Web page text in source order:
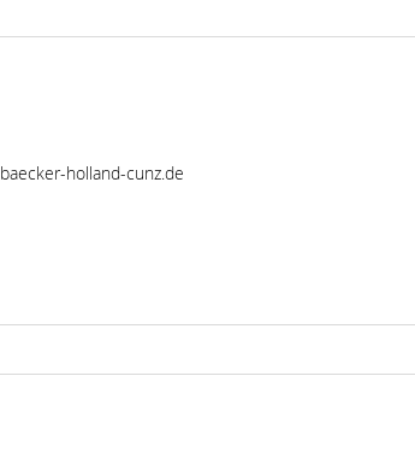
baecker-holland-cunz.de